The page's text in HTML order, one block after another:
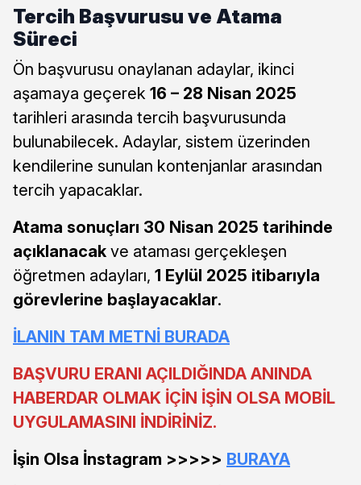
Tercih Başvurusu ve Atama
Süreci
Ön başvurusu onaylanan adaylar, ikinci
aşamaya geçerek 16 – 28 Nisan 2025
tarihleri arasında tercih başvurusunda
bulunabilecek. Adaylar, sistem üzerinden
kendilerine sunulan kontenjanlar arasından
tercih yapacaklar.
Atama sonuçları 30 Nisan 2025 tarihinde
açıklanacak ve ataması gerçekleşen
öğretmen adayları, 1 Eylül 2025 itibarıyla
görevlerine başlayacaklar.
İLANIN TAM METNİ BURADA
BAŞVURU ERANI AÇILDIĞINDA ANINDA
HABERDAR OLMAK İÇİN İŞİN OLSA MOBİL
UYGULAMASINI İNDİRİNİZ.
İşin Olsa İnstagram >>>>> BURAYA